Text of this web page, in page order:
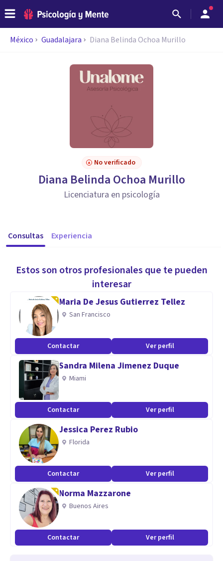
México Guadalajara Diana Belinda Ochoa Murillo
No verificado
Diana Belinda Ochoa Murillo
Licenciatura en psicología
Consultas Experiencia
Estos son otros profesionales que te pueden
interesar
Maria De Jesus Gutierrez Tellez
San Francisco
Contactar Ver perfil
Sandra Milena Jimenez Duque
Miami
Contactar Ver perfil
Jessica Perez Rubio
Florida
Contactar Ver perfil
Norma Mazzarone
Buenos Aires
Contactar Ver perfil